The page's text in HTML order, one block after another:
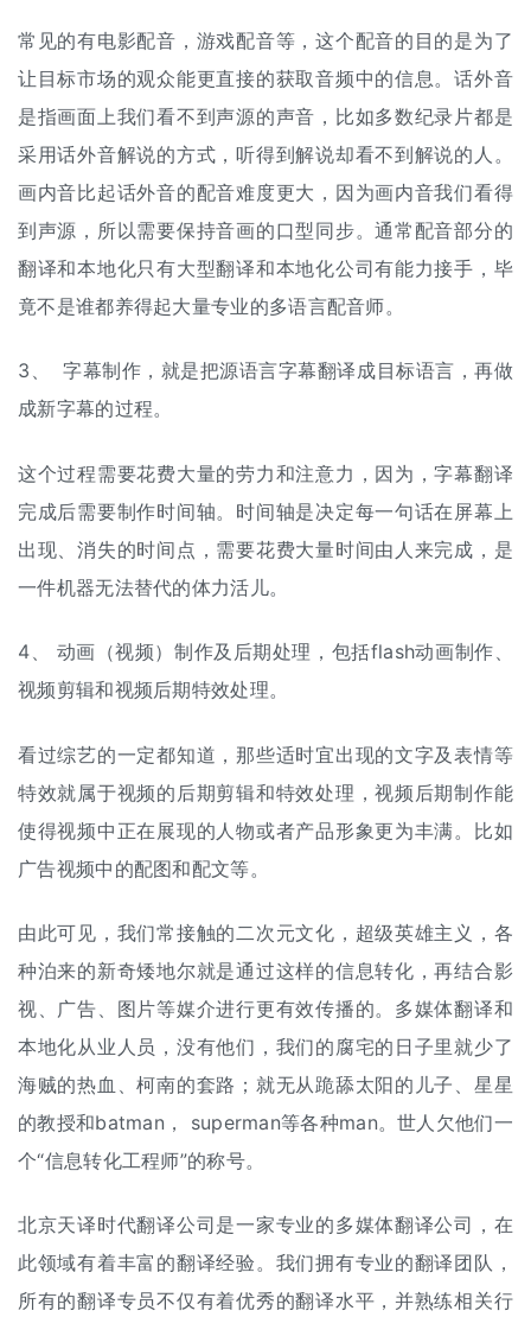
常见的有电影配音，游戏配音等，这个配音的目的是为了
让目标市场的观众能更直接的获取音频中的信息。话外音
是指画面上我们看不到声源的声音，比如多数纪录片都是
采用话外音解说的方式，听得到解说却看不到解说的人。
画内音比起话外音的配音难度更大，因为画内音我们看得
到声源，所以需要保持音画的口型同步。通常配音部分的
翻译和本地化只有大型翻译和本地化公司有能力接手，毕
竟不是谁都养得起大量专业的多语言配音师。
3、 字幕制作，就是把源语言字幕翻译成目标语言，再做
成新字幕的过程。
这个过程需要花费大量的劳力和注意力，因为，字幕翻译
完成后需要制作时间轴。时间轴是决定每一句话在屏幕上
出现、消失的时间点，需要花费大量时间由人来完成，是
一件机器无法替代的体力活儿。
4、 动画（视频）制作及后期处理，包括flash动画制作、
视频剪辑和视频后期特效处理。
看过综艺的一定都知道，那些适时宜出现的文字及表情等
特效就属于视频的后期剪辑和特效处理，视频后期制作能
使得视频中正在展现的人物或者产品形象更为丰满。比如
广告视频中的配图和配文等。
由此可见，我们常接触的二次元文化，超级英雄主义，各
种泊来的新奇矮地尔就是通过这样的信息转化，再结合影
视、广告、图片等媒介进行更有效传播的。多媒体翻译和
本地化从业人员，没有他们，我们的腐宅的日子里就少了
海贼的热血、柯南的套路；就无从跪舔太阳的儿子、星星
的教授和batman， superman等各种man。世人欠他们一
个“信息转化工程师”的称号。
北京天译时代翻译公司是一家专业的多媒体翻译公司，在
此领域有着丰富的翻译经验。我们拥有专业的翻译团队，
所有的翻译专员不仅有着优秀的翻译水平，并熟练相关行